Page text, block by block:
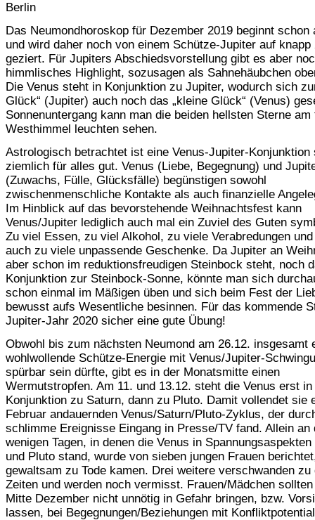
Berlin
Das Neumondhoroskop für Dezember 2019 beginnt schon
und wird daher noch von einem Schütze-Jupiter auf knapp
geziert. Für Jupiters Abschiedsvorstellung gibt es aber
himmlisches Highlight, sozusagen als Sahnehäubchen
Die Venus steht in Konjunktion zu Jupiter, wodurch sich
Glück“ (Jupiter) auch noch das „kleine Glück“ (Venus)
Sonnenuntergang kann man die beiden hellsten Sterne am
Westhimmel leuchten sehen.
Astrologisch betrachtet ist eine Venus-Jupiter-Konjunktion
ziemlich für alles gut. Venus (Liebe, Begegnung) und
(Zuwachs, Fülle, Glücksfälle) begünstigen sowohl
zwischenmenschliche Kontakte als auch finanzielle
Im Hinblick auf das bevorstehende Weihnachtsfest kann
Venus/Jupiter lediglich auch mal ein Zuviel des Guten
Zu viel Essen, zu viel Alkohol, zu viele Verabredungen
auch zu viele unpassende Geschenke. Da Jupiter an
aber schon im reduktionsfreudigen Steinbock steht, noch
Konjunktion zur Steinbock-Sonne, könnte man sich
schon einmal im Mäßigen üben und sich beim Fest der
bewusst aufs Wesentliche besinnen. Für das kommende
Jupiter-Jahr 2020 sicher eine gute Übung!
Obwohl bis zum nächsten Neumond am 26.12. insgesamt
wohlwollende Schütze-Energie mit Venus/Jupiter-
spürbar sein dürfte, gibt es in der Monatsmitte einen
Wermutstropfen. Am 11. und 13.12. steht die Venus erst in
Konjunktion zu Saturn, dann zu Pluto. Damit vollendet sie
Februar andauernden Venus/Saturn/Pluto-Zyklus, der
schlimme Ereignisse Eingang in Presse/TV fand. Allein an
wenigen Tagen, in denen die Venus in
und Pluto stand, wurde von sieben jungen Frauen
gewaltsam zu Tode kamen. Drei weitere verschwanden zu
Zeiten und werden noch vermisst. Frauen/Mädchen
Mitte Dezember nicht unnötig in Gefahr bringen, bzw.
lassen, bei Begegnungen/Beziehungen mit